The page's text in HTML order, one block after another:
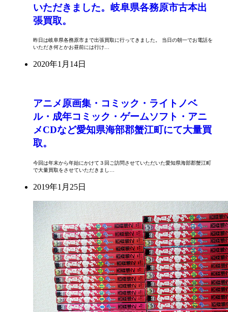
いただきました。岐阜県各務原市古本出
張買取。
昨日は岐阜県各務原市まで出張買取に行ってきました。 当日の朝一でお電話を
いただき何とかお昼前には行け…
2020年1月14日
アニメ原画集・コミック・ライトノベ
ル・成年コミック・ゲームソフト・アニ
メCDなど愛知県海部郡蟹江町にて大量買
取。
今回は年末から年始にかけて３回ご訪問させていただいた愛知県海部郡蟹江町
で大量買取をさせていただきまし…
2019年1月25日